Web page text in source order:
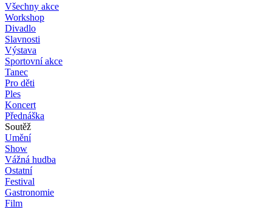
Všechny akce
Workshop
Divadlo
Slavnosti
Výstava
Sportovní akce
Tanec
Pro děti
Ples
Koncert
Přednáška
Soutěž
Umění
Show
Vážná hudba
Ostatní
Festival
Gastronomie
Film